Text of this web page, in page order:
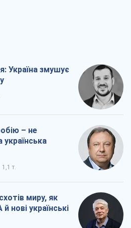
Україна змушує
– не
українська
1,1 т.
миру, як
українські